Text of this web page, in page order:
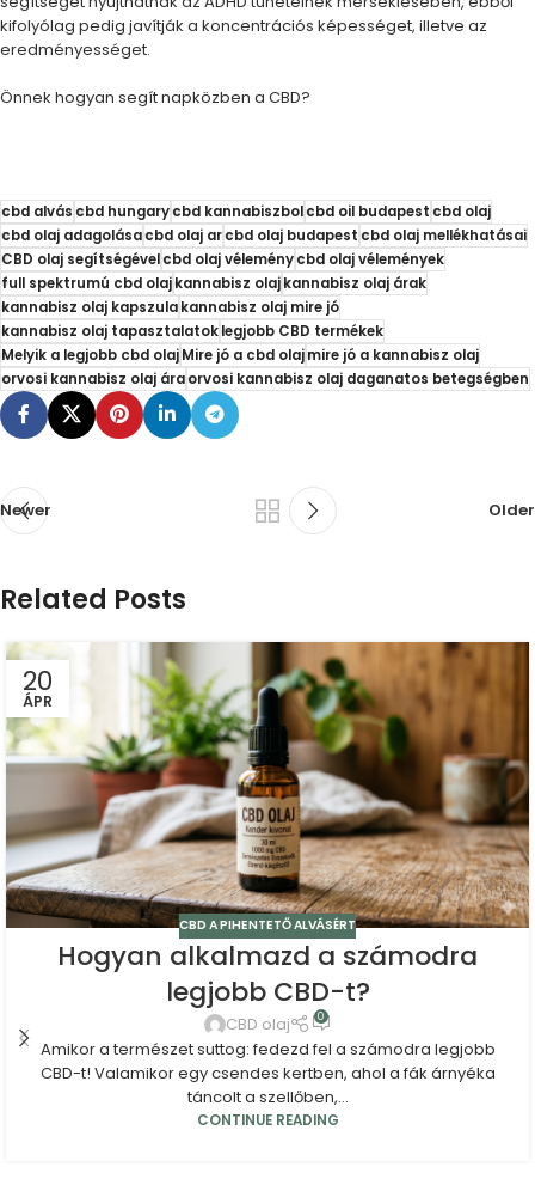
kifolyólag pedig javítják a koncentrációs képességet, illetve az
eredményességet.
Önnek hogyan segít napközben a CBD?
cbd alváscbd hungarycbd kannabiszbolcbd oil budapestcbd olaj
cbd olaj adagolásacbd olaj arcbd olaj budapestcbd olaj mellékhatásai
CBD olaj segítségévelcbd olaj véleménycbd olaj vélemények
full spektrumú cbd olajkannabisz olajkannabisz olaj árak
kannabisz olaj kapszulakannabisz olaj mire jó
kannabisz olaj tapasztalatoklegjobb CBD termékek
Melyik a legjobb cbd olajMire jó a cbd olajmire jó a kannabisz olaj
orvosi kannabisz olaj áraorvosi kannabisz olaj daganatos betegségben
Newer Older
Related Posts
20
ÁPR
CBD A PIHENTETŐ ALVÁSÉRT
Hogyan alkalmazd a számodra
legjobb CBD-t?
CBD olaj 0
Amikor a természet suttog: fedezd fel a számodra legjobb
CBD-t! Valamikor egy csendes kertben, ahol a fák árnyéka
táncolt a szellőben,...
CONTINUE READING